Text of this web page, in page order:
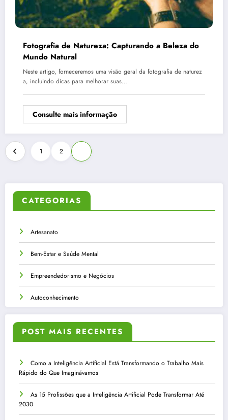
Fotografia de Natureza: Capturando a Beleza do
Mundo Natural
Neste artigo, forneceremos uma visão geral da fotografia de naturez
a, incluindo dicas para melhorar suas…
Consulte mais informação
Paginação
de
posts
1 2
CATEGORIAS
Artesanato
Bem-Estar e Saúde Mental
Empreendedorismo e Negócios
Autoconhecimento
POST MAIS RECENTES
Como a Inteligência Artificial Está Transformando o Trabalho Mais
Rápido do Que Imaginávamos
As 15 Profissões que a Inteligência Artificial Pode Transformar Até
2030